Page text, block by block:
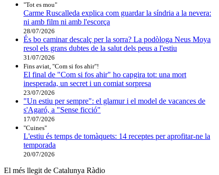
"Tot es mou"
Carme Ruscalleda explica com guardar la síndria a la nevera:
ni amb film ni amb l'escorça
28/07/2026
És bo caminar descalç per la sorra? La podòloga Neus Moya
resol els grans dubtes de la salut dels peus a l'estiu
31/07/2026
Fins aviat, "Com si fos ahir"!
El final de "Com si fos ahir" ho capgira tot: una mort
inesperada, un secret i un comiat sorpresa
23/07/2026
"Un estiu per sempre": el glamur i el model de vacances de
s'Agaró, a "Sense ficció"
17/07/2026
"Cuines"
L'estiu és temps de tomàquets: 14 receptes per aprofitar-ne la
temporada
20/07/2026
El més llegit de Catalunya Ràdio